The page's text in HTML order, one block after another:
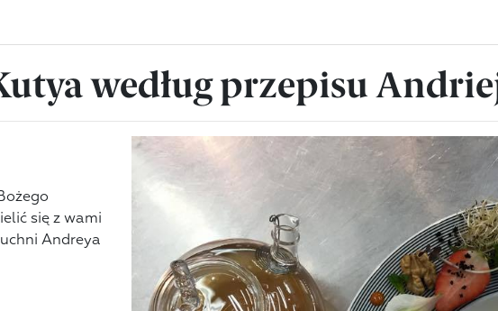
według przepisu
się z wami
Andreya